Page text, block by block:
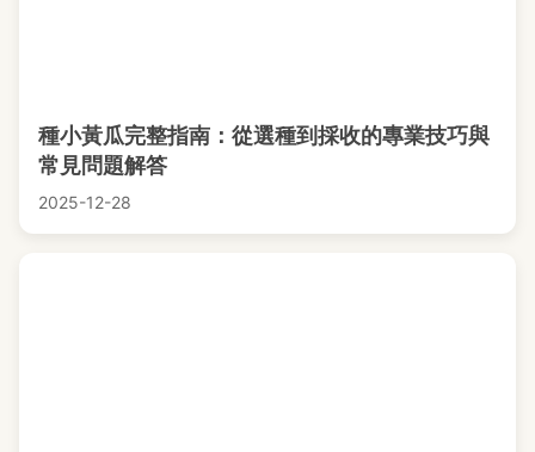
種小黃瓜完整指南：從選種到採收的專業技巧與
常見問題解答
2025-12-28